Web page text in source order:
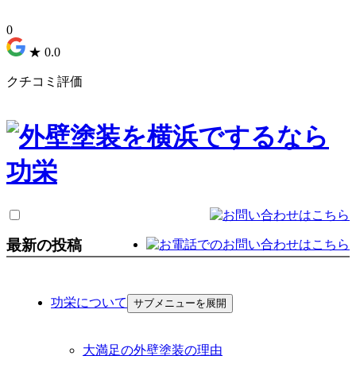
0
★ 0.0
クチコミ評価
功栄について サブメニューを展開
大満足の外壁塗装の理由
最新の投稿